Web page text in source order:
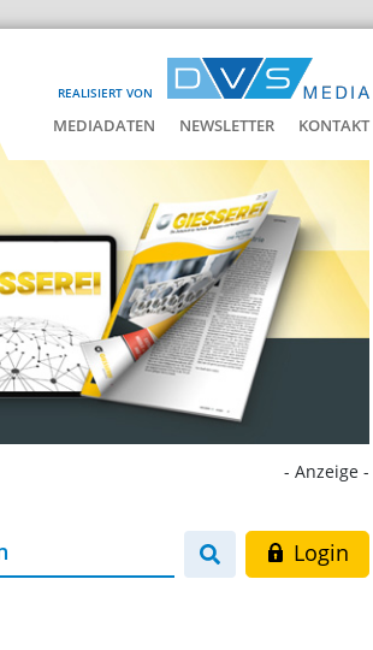
REALISIERT VON
MEDIADATEN NEWSLETTER KONTAKT
- Anzeige -
Login